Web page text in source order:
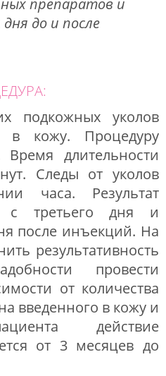
препаратов и
до и после
подкожных уколов
в кожу. Процедуру
длительности
Следы от уколов
часа. Результат
с третьего дня и
после инъекций. На
результативность
провести
от количества
введенного в кожу и
действие
от 3 месяцев до